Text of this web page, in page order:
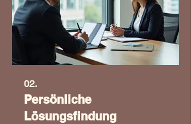
02.
Persönliche
Lösungsfindung